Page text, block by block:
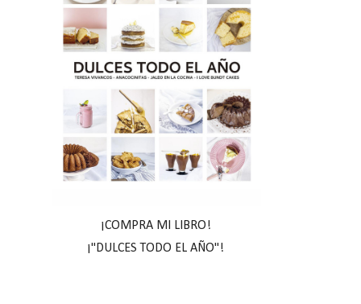
¡COMPRA MI LIBRO!
¡"DULCES TODO EL AÑO"!